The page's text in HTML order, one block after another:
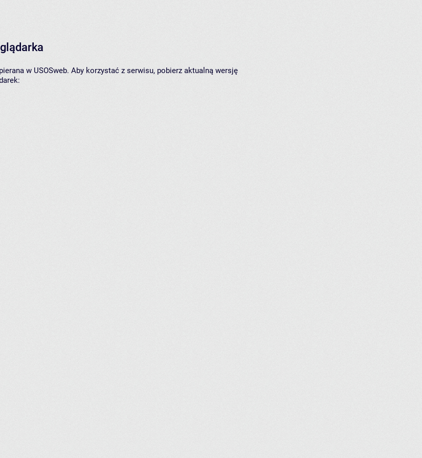
w USOSweb. Aby korzystać z serwisu, pobierz aktualną wersję